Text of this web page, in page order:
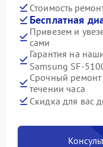
Стоимость
Бесплатная
Привезем и
сами
Гарантия на
Samsung SF-
Срочный ремонт
течении часа
Скидка для вас